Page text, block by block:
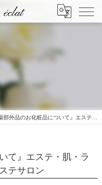
品のお化粧品について』エステ・肌・ラボーテエクラ・痩身・大阪エステサロン
て』エステ・肌・ラ
テサロン